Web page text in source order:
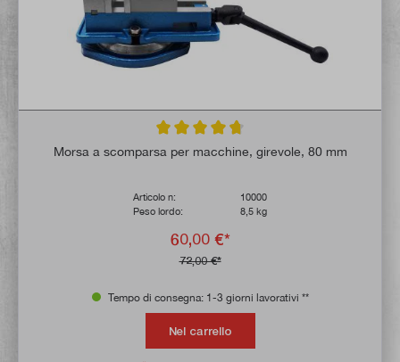
Valutazione media di 4.8 su 5 stelle
Morsa a scomparsa per macchine, girevole, 80 mm
Articolo n:
10000
Peso lordo:
8,5 kg
60,00 €*
72,00 €*
Tempo di consegna: 1-3 giorni lavorativi **
Nel carrello